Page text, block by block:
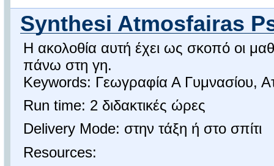
Synthesi Atmosfairas
Η ακολοθία αυτή έχει ως σκοπό οι
πάνω στη γη.
Keywords: Γεωγραφία Α Γυμνασίου,
Run time: 2 διδακτικές ώρες
Delivery Mode: στην τάξη ή στο σπίτι
Resources: